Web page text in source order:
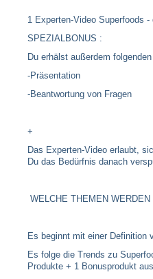
1 Experten-Video Superfoods
SPEZIALBONUS :
Du erhälst außerdem
-Präsentation
-Beantwortung von Fragen
+
Das Experten-Video erlaubt,
Du das Bedürfnis danach
WELCHE THEMEN WERDEN
Es beginnt mit einer Definition
Es folge die Trends zu
Produkte + 1 Bonusprodukt